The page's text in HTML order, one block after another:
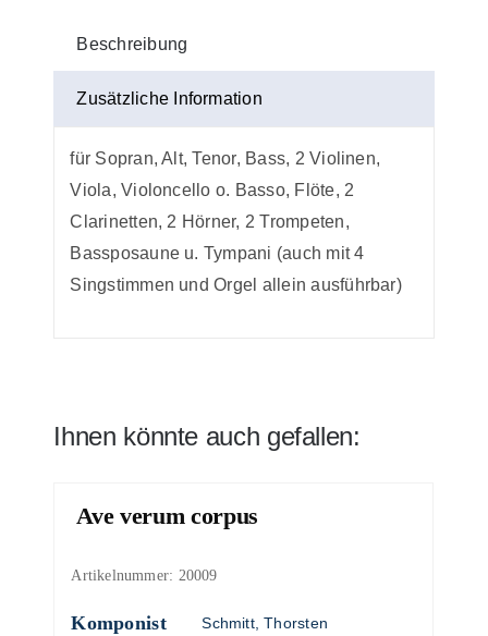
C
Beschreibung
Zusätzliche Information
für Sopran, Alt, Tenor, Bass, 2 Violinen,
Viola, Violoncello o. Basso, Flöte, 2
Clarinetten, 2 Hörner, 2 Trompeten,
Bassposaune u. Tympani (auch mit 4
Singstimmen und Orgel allein ausführbar)
Ihnen könnte auch gefallen:
Ave verum corpus
Artikelnummer: 20009
Komponist Schmitt, Thorsten